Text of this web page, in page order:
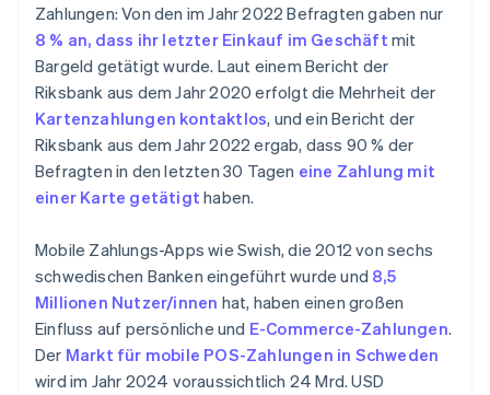
Zahlungen: Von den im Jahr 2022 Befragten gaben nur
8 % an, dass ihr letzter Einkauf im Geschäft mit
Bargeld getätigt wurde. Laut einem Bericht der
Riksbank aus dem Jahr 2020 erfolgt die Mehrheit der
Kartenzahlungen kontaktlos, und ein Bericht der
Riksbank aus dem Jahr 2022 ergab, dass 90 % der
Befragten in den letzten 30 Tagen eine Zahlung mit
einer Karte getätigt haben.
Mobile Zahlungs-Apps wie Swish, die 2012 von sechs
schwedischen Banken eingeführt wurde und 8,5
Millionen Nutzer/innen hat, haben einen großen
Einfluss auf persönliche und E-Commerce-Zahlungen.
Der Markt für mobile POS-Zahlungen in Schweden
wird im Jahr 2024 voraussichtlich 24 Mrd. USD